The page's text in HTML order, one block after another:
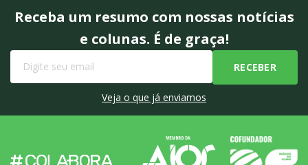
Receba um resumo com nossas notícias
e colunas. É de graça!
Veja o que já enviamos